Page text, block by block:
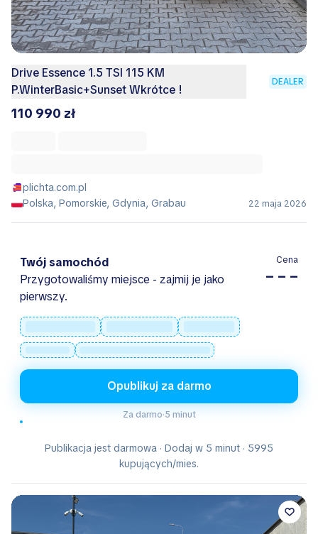
Drive Essence 1.5 TSI 115 KM
P.WinterBasic+Sunset Wkrótce !
DEALER
110 990 zł
plichta.com.pl
Polska, Pomorskie, Gdynia, Grabau
22 maja 2026
Twój samochód
Przygotowaliśmy miejsce - zajmij je jako
pierwszy.
Cena
– – –
Opublikuj za darmo
Za darmo·5 minut
Publikacja jest darmowa · Dodaj w 5 minut · 5995
kupujących/mies.